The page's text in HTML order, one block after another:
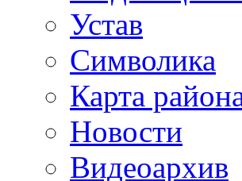
Устав
Символика
Карта
Новости
Видеоархив